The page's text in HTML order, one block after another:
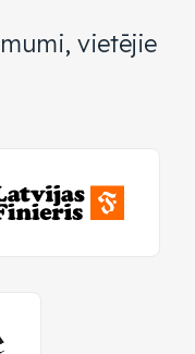
vietējie